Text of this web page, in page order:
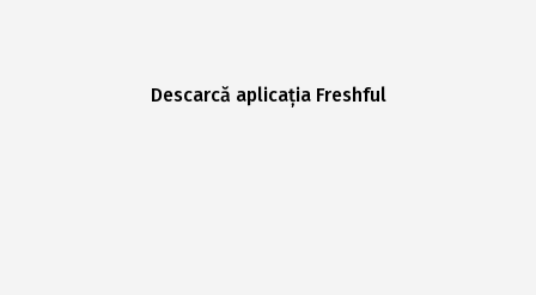
Descarcă aplicația Freshful